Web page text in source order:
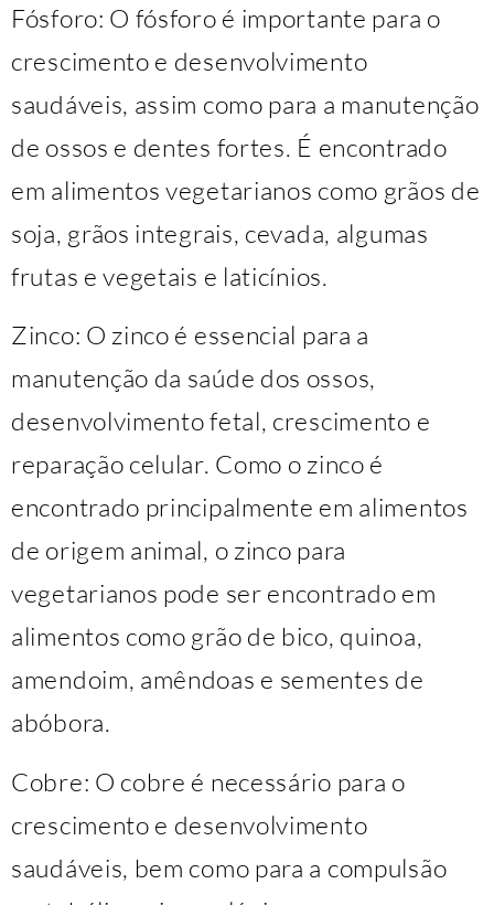
Fósforo: O fósforo é importante para o
crescimento e desenvolvimento
saudáveis, assim como para a manutenção
de ossos e dentes fortes. É encontrado
em alimentos vegetarianos como grãos de
soja, grãos integrais, cevada, algumas
frutas e vegetais e laticínios.
Zinco: O zinco é essencial para a
manutenção da saúde dos ossos,
desenvolvimento fetal, crescimento e
reparação celular. Como o zinco é
encontrado principalmente em alimentos
de origem animal, o zinco para
vegetarianos pode ser encontrado em
alimentos como grão de bico, quinoa,
amendoim, amêndoas e sementes de
abóbora.
Cobre: O cobre é necessário para o
crescimento e desenvolvimento
saudáveis, bem como para a compulsão